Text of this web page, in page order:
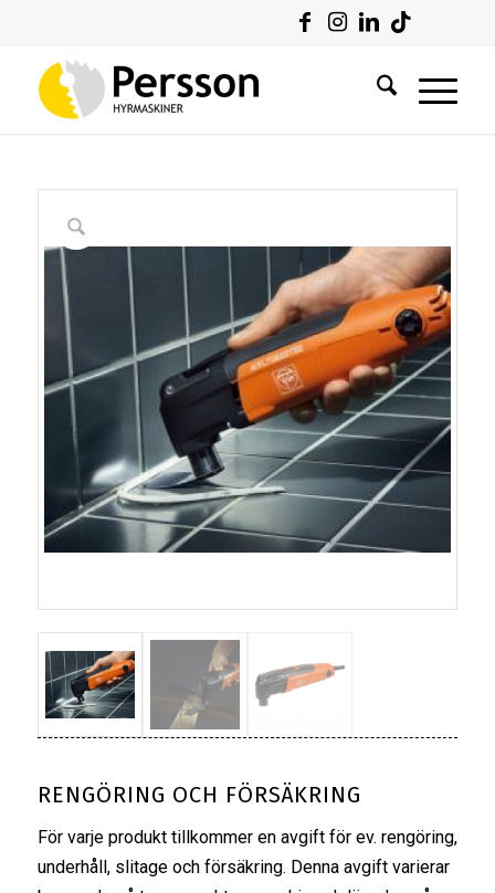
RENGÖRING OCH FÖRSÄKRING
För varje produkt tillkommer en avgift för ev. rengöring,
underhåll, slitage och försäkring. Denna avgift varierar